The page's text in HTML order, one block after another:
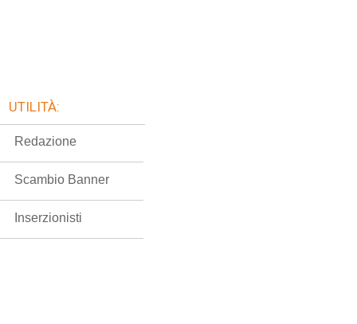
UTILITÀ:
Redazione
Scambio Banner
Inserzionisti